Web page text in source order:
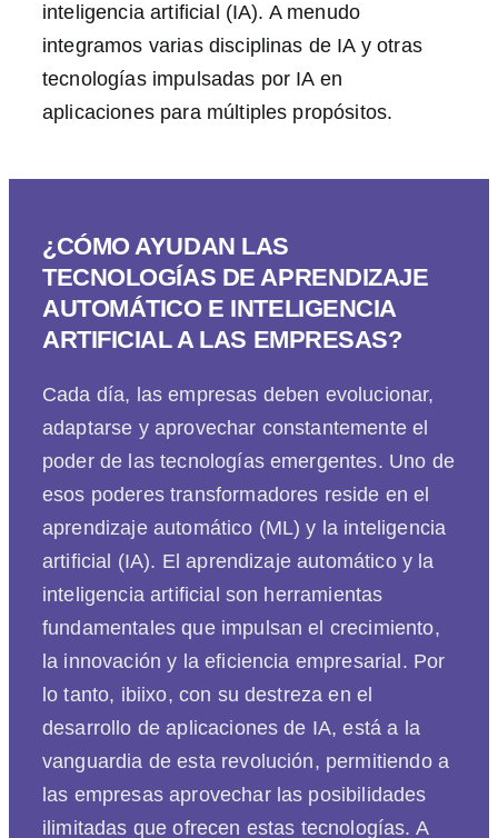
inteligencia artificial (IA). A menudo
integramos varias disciplinas de IA y otras
tecnologías impulsadas por IA en
aplicaciones para múltiples propósitos.
¿CÓMO AYUDAN LAS
TECNOLOGÍAS DE APRENDIZAJE
AUTOMÁTICO E INTELIGENCIA
ARTIFICIAL A LAS EMPRESAS?
Cada día, las empresas deben evolucionar,
adaptarse y aprovechar constantemente el
poder de las tecnologías emergentes. Uno de
esos poderes transformadores reside en el
aprendizaje automático (ML) y la inteligencia
artificial (IA). El aprendizaje automático y la
inteligencia artificial son herramientas
fundamentales que impulsan el crecimiento,
la innovación y la eficiencia empresarial. Por
lo tanto, ibiixo, con su destreza en el
desarrollo de aplicaciones de IA, está a la
vanguardia de esta revolución, permitiendo a
las empresas aprovechar las posibilidades
ilimitadas que ofrecen estas tecnologías. A